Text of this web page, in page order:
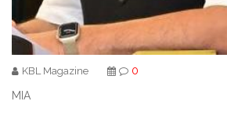
KBL Magazine
0
MIA